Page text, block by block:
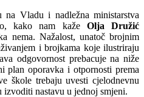
Vladu i nadležna ministarstva
kako nam kaže Olja Družić
nema. Nažalost, unatoč brojnim
i brojkama koje ilustriraju
odgovornost prebacuje na niže
plan oporavka i otpornosti prema
škole trebaju uvesti cjelodnevnu
izvoditi nastavu u jednoj smjeni.